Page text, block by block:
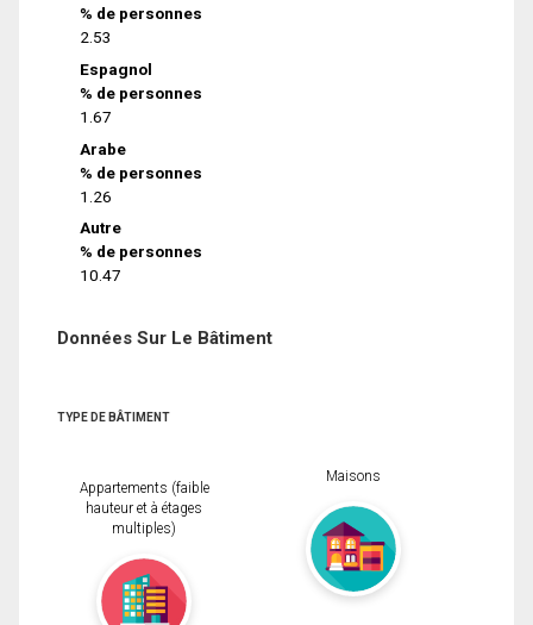
% de personnes
2.53
Espagnol
% de personnes
1.67
Arabe
% de personnes
1.26
Autre
% de personnes
10.47
Données Sur Le Bâtiment
TYPE DE BÂTIMENT
Appartements (faible
hauteur et à étages
multiples)
Maisons